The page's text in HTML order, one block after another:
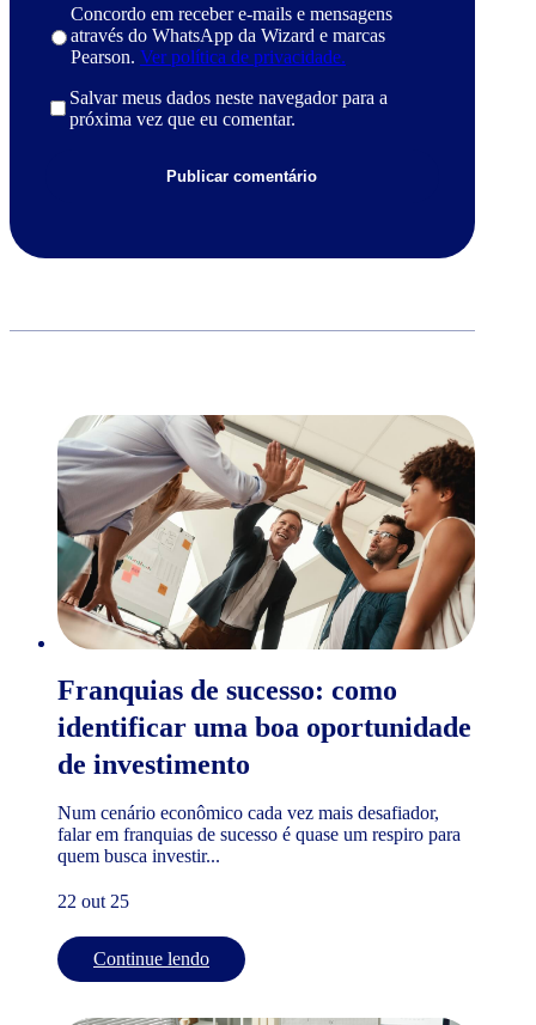
Concordo em receber e-mails e mensagens
através do WhatsApp da Wizard e marcas
Pearson. Ver política de privacidade.
Salvar meus dados neste navegador para a
próxima vez que eu comentar.
Franquias de sucesso: como
identificar uma boa oportunidade
de investimento
Num cenário econômico cada vez mais desafiador,
falar em franquias de sucesso é quase um respiro para
quem busca investir...
22 out 25
Continue lendo